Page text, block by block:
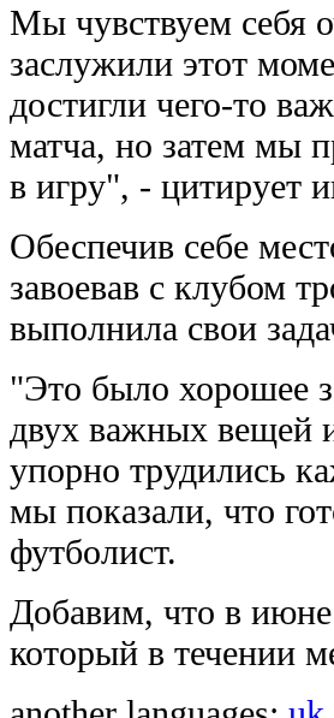
Мы чувствуем себя
заслужили этот
достигли чего-то
матча, но затем мы
в игру", - цитирует
Обеспечив себе
завоевав с клубом
выполнила свои
"Это было хорошее
двух важных вещей
упорно трудились
мы показали, что
футболист.
Добавим, что в
который в течении